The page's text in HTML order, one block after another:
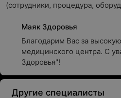
(сотрудники, процедура,
Маяк Здоровья
Благодарим Вас за
медицинского центра. С
Здоровья"!
Другие специалисты